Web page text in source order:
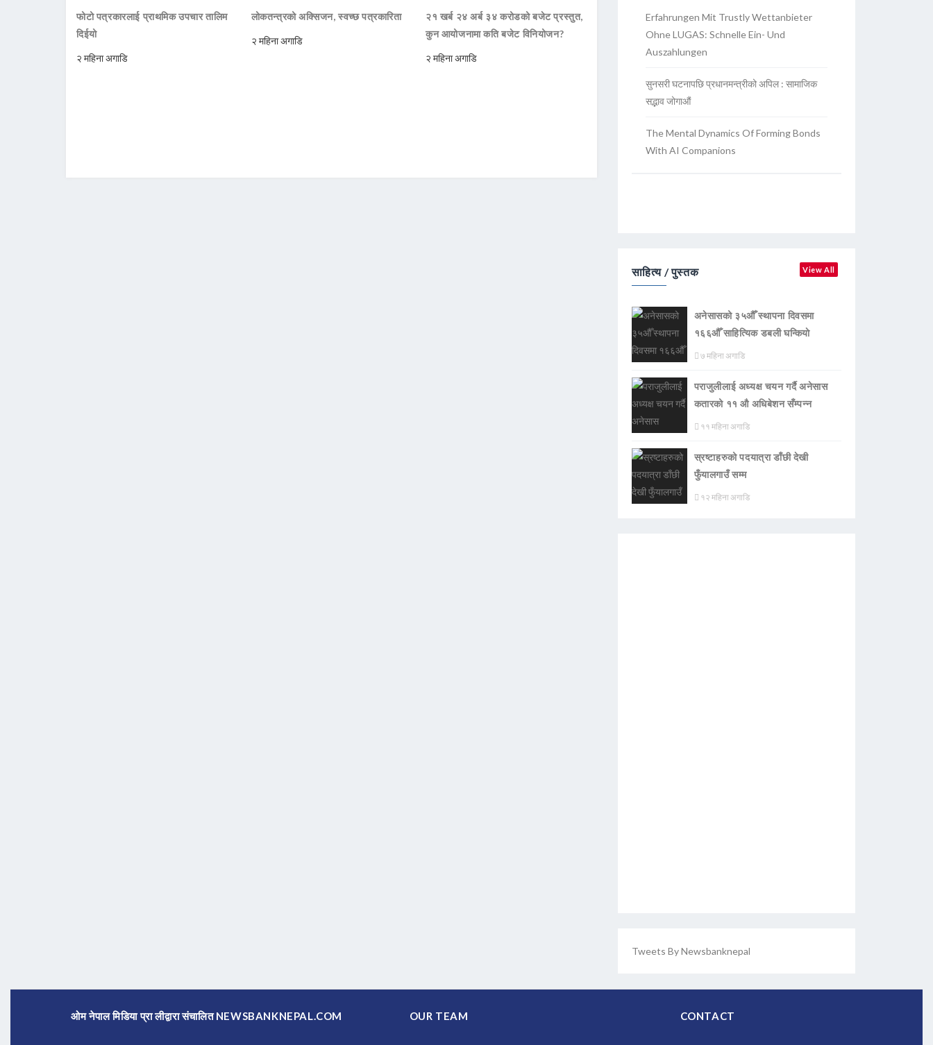
फोटो पत्रकारलाई प्राथमिक उपचार तालिम
दिईयो
२ महिना अगाडि
लोकतन्त्रको अक्सिजन, स्वच्छ पत्रकारिता
२ महिना अगाडि
२१ खर्ब २४ अर्ब ३४ करोडको बजेट प्रस्तुत,
कुन आयोजनामा कति बजेट विनियोजन?
२ महिना अगाडि
Erfahrungen Mit Trustly Wettanbieter
Ohne LUGAS: Schnelle Ein- Und
Auszahlungen
सुनसरी घटनापछि प्रधानमन्त्रीको अपिल : सामाजिक
सद्भाव जोगाऔं
The Mental Dynamics Of Forming Bonds
With AI Companions
साहित्य / पुस्तक View All
अनेसासको ३५औँ स्थापना दिवसमा
१६६औँ साहित्यिक डबली घन्कियाे
७ महिना अगाडि
पराजुलीलाई अध्यक्ष चयन गर्दै अनेसास
कतारको ११ औ अधिबेशन सँम्पन्न
११ महिना अगाडि
स्रष्टाहरुको पदयात्रा डाँछी देखी
फुँयालगाउँ सम्म
१२ महिना अगाडि
Tweets By Newsbanknepal
ओम नेपाल मिडिया प्रा लीद्वारा संचालित NEWSBANKNEPAL.COM OUR TEAM CONTACT